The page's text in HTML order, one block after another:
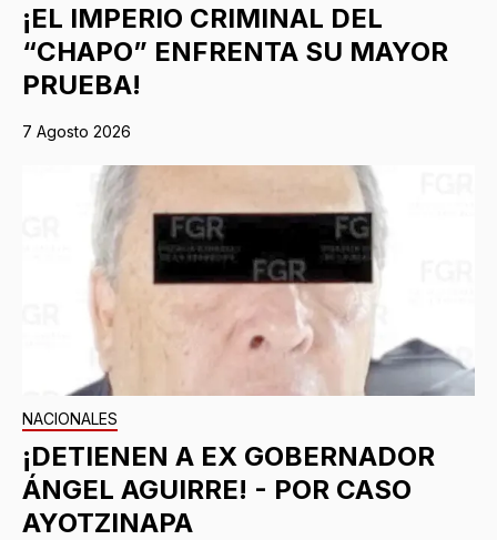
¡EL IMPERIO CRIMINAL DEL
“CHAPO” ENFRENTA SU MAYOR
PRUEBA!
7 Agosto 2026
NACIONALES
¡DETIENEN A EX GOBERNADOR
ÁNGEL AGUIRRE! - POR CASO
AYOTZINAPA